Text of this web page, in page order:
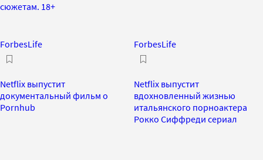
сюжетам. 18+
ForbesLife
Netflix выпустит
документальный фильм о
Pornhub
ForbesLife
Netflix выпустит
вдохновленный жизнью
итальянского порноактера
Рокко Сиффреди сериал